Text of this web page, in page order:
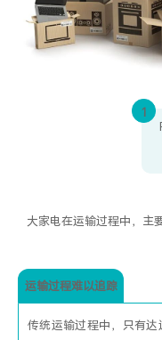
1
大家电在运输过程中，主
运输过程难以追踪
传统运输过程中，只有达